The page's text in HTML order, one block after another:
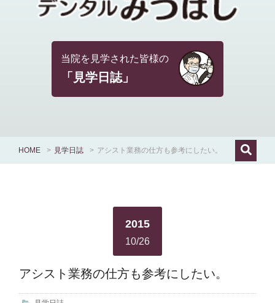
当院を見学された皆様の
「見学日誌」
HOME > 見学日誌 > アシスト業務の仕方も参考にしたい。
2015
10/26
アシスト業務の仕方も参考にしたい。